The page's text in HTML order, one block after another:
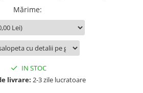
Mărime:
IN STOC
livrare: 2-3 zile lucratoare